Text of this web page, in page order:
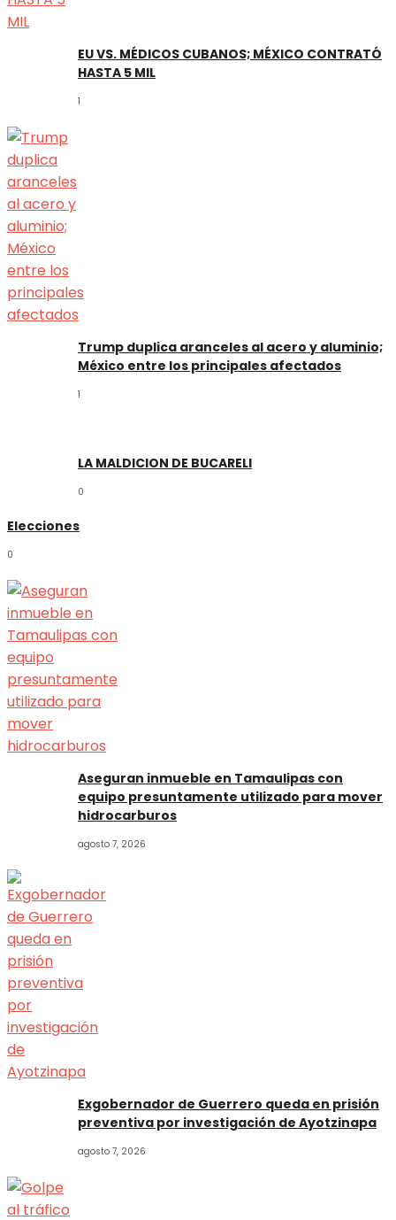
EU VS. MÉDICOS CUBANOS; MÉXICO CONTRATÓ
HASTA 5 MIL
1
Trump duplica aranceles al acero y aluminio;
México entre los principales afectados
1
LA MALDICION DE BUCARELI
0
Elecciones
0
Aseguran inmueble en Tamaulipas con
equipo presuntamente utilizado para mover
hidrocarburos
agosto 7, 2026
Exgobernador de Guerrero queda en prisión
preventiva por investigación de Ayotzinapa
agosto 7, 2026